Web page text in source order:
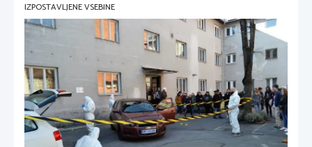
IZPOSTAVLJENE VSEBINE